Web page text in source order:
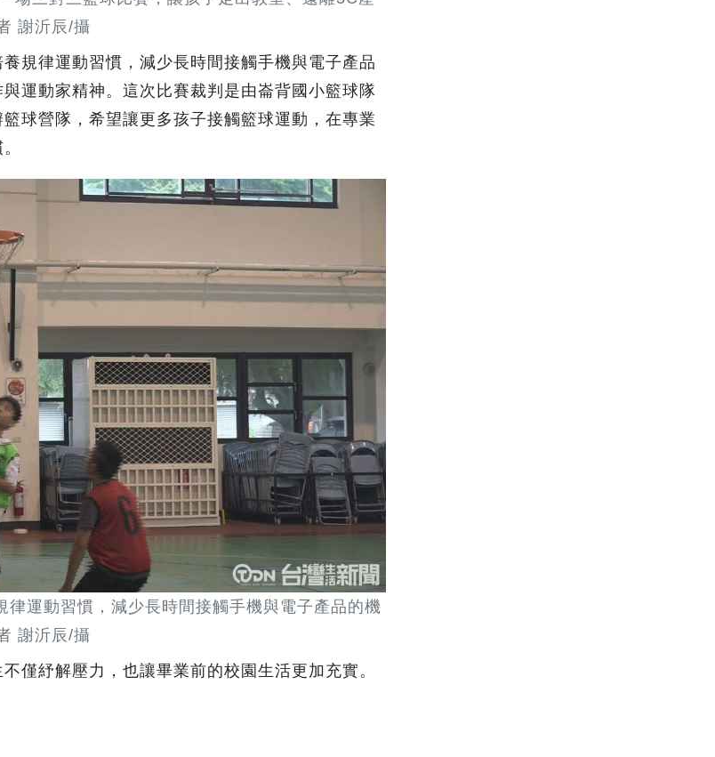
謝沂辰/攝
規律運動習慣，減少長時間接觸手機與電子產品
運動家精神。這次比賽裁判是由崙背國小籃球隊
球營隊，希望讓更多孩子接觸籃球運動，在專業
運動習慣，減少長時間接觸手機與電子產品的機
謝沂辰/攝
僅紓解壓力，也讓畢業前的校園生活更加充實。